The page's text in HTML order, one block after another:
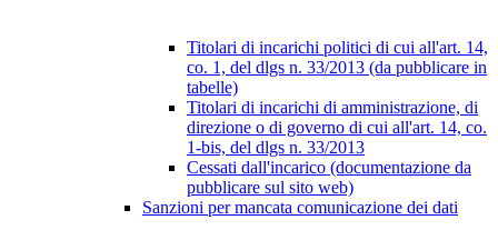
Titolari di incarichi politici di cui all'art. 14,
co. 1, del dlgs n. 33/2013 (da pubblicare in
tabelle)
Titolari di incarichi di amministrazione, di
direzione o di governo di cui all'art. 14, co.
1-bis, del dlgs n. 33/2013
Cessati dall'incarico (documentazione da
pubblicare sul sito web)
Sanzioni per mancata comunicazione dei dati